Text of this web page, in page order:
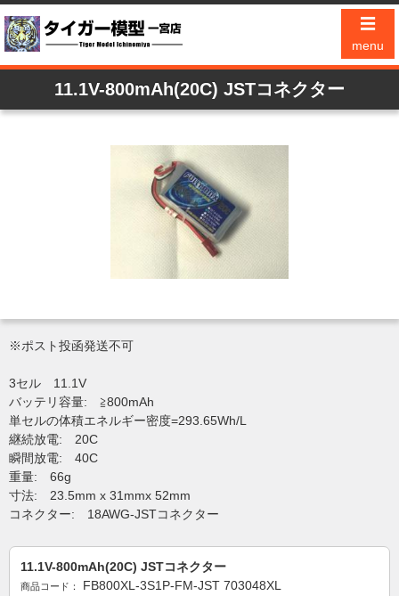
☰
menu
11.1V-800mAh(20C) JSTコネクター
※ポスト投函発送不可
3セル 11.1V
バッテリ容量: ≧800mAh
単セルの体積エネルギー密度=293.65Wh/L
継続放電: 20C
瞬間放電: 40C
重量: 66g
寸法: 23.5mm x 31mmx 52mm
コネクター: 18AWG-JSTコネクター
11.1V-800mAh(20C) JSTコネクター
商品コード： FB800XL-3S1P-FM-JST 703048XL